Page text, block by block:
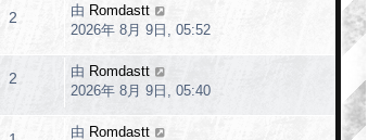
2 由 Romdastt
2026年 8月 9日, 05:52
2 由 Romdastt
2026年 8月 9日, 05:40
由 Romdastt